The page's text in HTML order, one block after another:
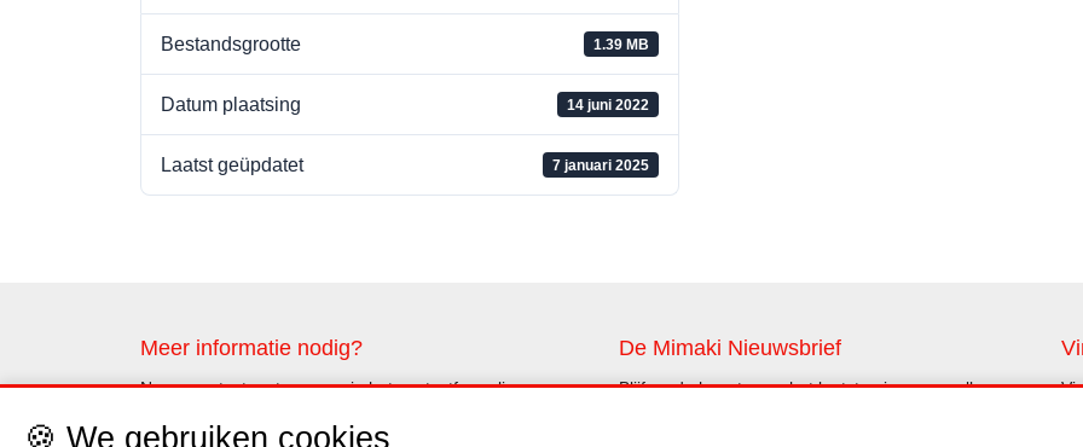
Bestandsgrootte 1.39 MB
Datum plaatsing 14 juni 2022
Laatst geüpdatet 7 januari 2025
Meer informatie nodig?
Neem contact met ons op via het contactformulier
De Mimaki Nieuwsbrief
Blijf op de hoogte van het laatste nieuws en alle
🍪 We gebruiken cookies